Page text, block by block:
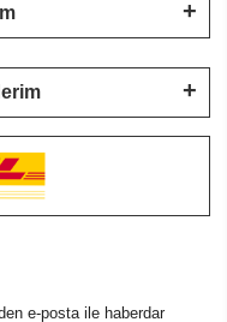
e-posta ile haberdar